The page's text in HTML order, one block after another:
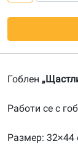
детство
1:4-
Гоблен
Работи се с
Размер: 32×44